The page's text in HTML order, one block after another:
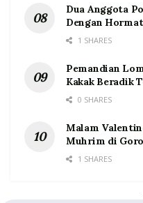
Dua Anggota
Dengan Hormat
1 SHARES
Pemandian
Kakak Beradik
0 SHARES
Malam
Muhrim di
1 SHARES